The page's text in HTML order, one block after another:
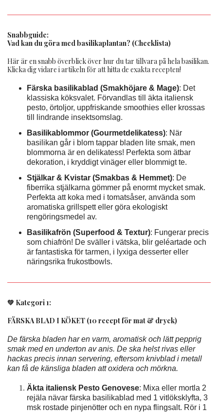
Snabbguide:
Vad kan du göra med basilikaplantan? (Checklista)
Här är en snabb överblick över hur du tar tillvara på hela basilikan.
Klicka dig vidare i artikeln för att hitta de exakta recepten!
Färska basilikablad (Smakhöjare & Mage): Det
klassiska köksvalet. Förvandlas till äkta italiensk
pesto, örtoljor, uppfriskande smoothies eller krossas
till lindrande insektsomslag.
Basilikablommor (Gourmetdelikatess): När
basilikan går i blom tappar bladen lite smak, men
blommorna är en delikatess! Perfekta som ätbar
dekoration, i kryddigt vinäger eller blommigt te.
Stjälkar & Kvistar (Smakbas & Hemmet): De
fiberrika stjälkarna gömmer på enormt mycket smak.
Perfekta att koka med i tomatsåser, använda som
aromatiska grillspett eller göra ekologiskt
rengöringsmedel av.
Basilikafrön (Superfood & Textur): Fungerar precis
som chiafrön! De sväller i vätska, blir geléartade och
är fantastiska för tarmen, i lyxiga desserter eller
näringsrika frukostbowls.
💚 Kategori 1:
FÄRSKA BLAD I KÖKET (10 recept för mat & dryck)
De färska bladen har en varm, aromatisk och lätt pepprig
smak med en underton av anis. De ska helst rivas eller
hackas precis innan servering, eftersom knivblad i metall
kan få de känsliga bladen att oxidera och mörkna.
Äkta italiensk Pesto Genovese: Mixa eller mortla 2
rejäla nävar färska basilikablad med 1 vitlöksklyfta, 3
msk rostade pinjenötter och en nypa flingsalt. Rör i 1